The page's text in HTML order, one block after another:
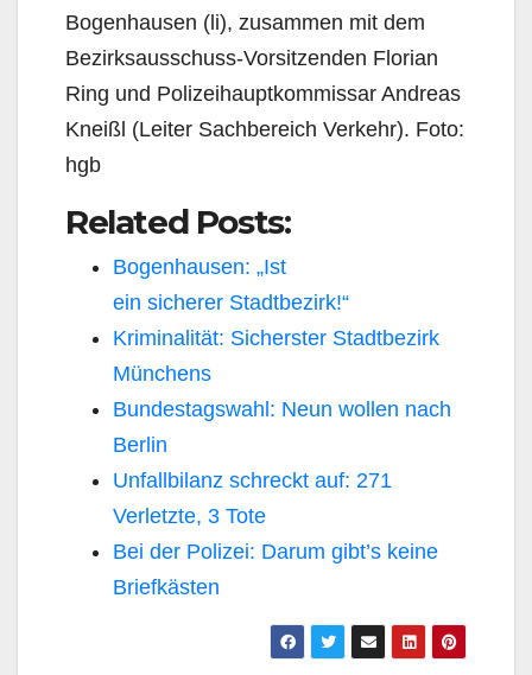
Bogenhausen (li), zusammen mit dem
Bezirksausschuss-Vorsitzenden Florian
Ring und Polizeihauptkommissar Andreas
Kneißl (Leiter Sachbereich Verkehr). Foto:
hgb
Related Posts:
Bogenhausen: „Ist
ein sicherer Stadtbezirk!“
Kriminalität: Sicherster Stadtbezirk
Münchens
Bundestagswahl: Neun wollen nach
Berlin
Unfallbilanz schreckt auf: 271
Verletzte, 3 Tote
Bei der Polizei: Darum gibt’s keine
Briefkästen